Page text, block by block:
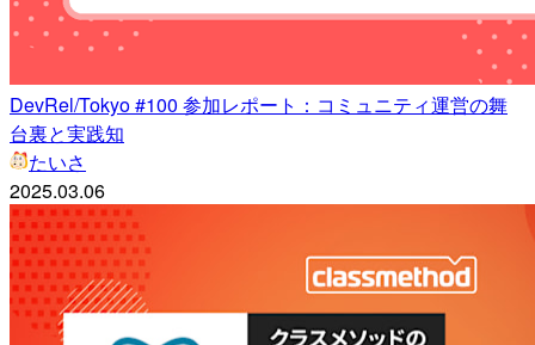
DevRel/Tokyo #100 参加レポート：コミュニティ運営の舞
台裏と実践知
たいさ
2025.03.06